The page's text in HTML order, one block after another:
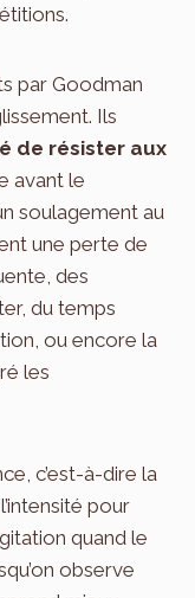
par Goodman
Ils
de résister aux
avant le
soulagement au
une perte de
des
du temps
ou encore la
les
c’est-à-dire la
pour
quand le
observe